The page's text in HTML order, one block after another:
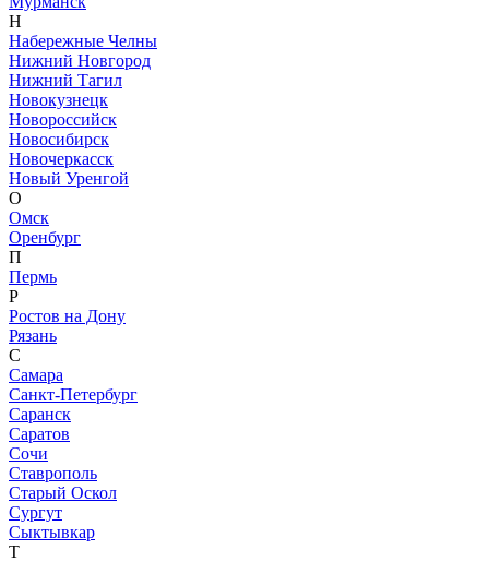
Н
Набережные Челны
Нижний Новгород
Нижний Тагил
Новокузнецк
Новороссийск
Новосибирск
Новочеркасск
Новый Уренгой
О
Омск
Оренбург
П
Пермь
Р
Ростов на Дону
Рязань
С
Самара
Санкт-Петербург
Саранск
Саратов
Сочи
Ставрополь
Старый Оскол
Сургут
Сыктывкар
Т